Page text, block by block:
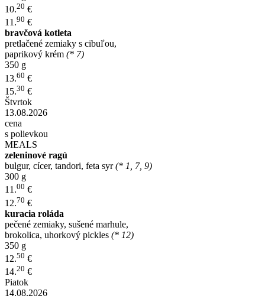
10.20 €
11.90 €
bravčová kotleta
pretlačené zemiaky s cibuľou,
paprikový krém (* 7)
350 g
13.60 €
15.30 €
Štvrtok
13.08.2026
cena
s polievkou
MEALS
zeleninové ragú
bulgur, cícer, tandori, feta syr (* 1, 7, 9)
300 g
11.00 €
12.70 €
kuracia roláda
pečené zemiaky, sušené marhule,
brokolica, uhorkový pickles (* 12)
350 g
12.50 €
14.20 €
Piatok
14.08.2026